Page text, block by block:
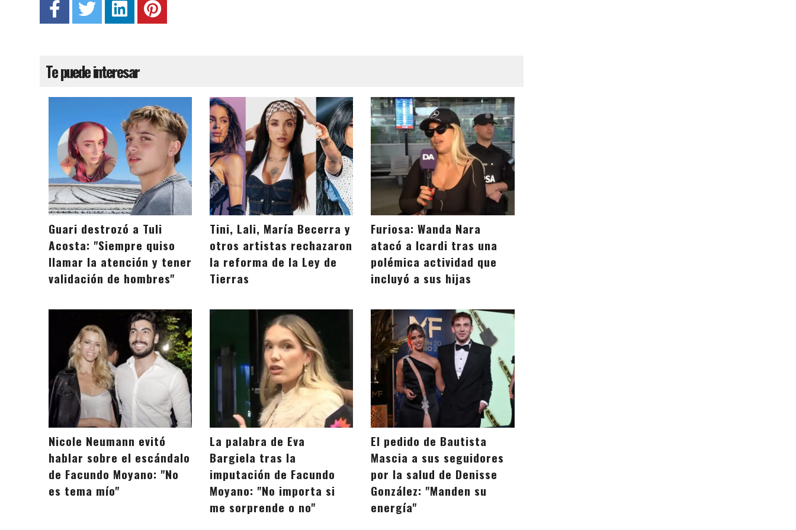
Te puede interesar
Guari destrozó a Tuli
Acosta: "Siempre quiso
llamar la atención y tener
validación de hombres"
Tini, Lali, María Becerra y
otros artistas rechazaron
la reforma de la Ley de
Tierras
Furiosa: Wanda Nara
atacó a Icardi tras una
polémica actividad que
incluyó a sus hijas
Nicole Neumann evitó
hablar sobre el escándalo
de Facundo Moyano: "No
es tema mío"
La palabra de Eva
Bargiela tras la
imputación de Facundo
Moyano: "No importa si
me sorprende o no"
El pedido de Bautista
Mascia a sus seguidores
por la salud de Denisse
González: "Manden su
energía"